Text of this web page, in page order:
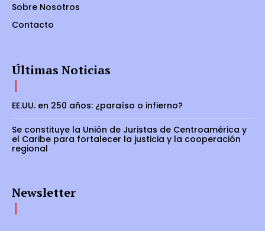
Sobre Nosotros
Contacto
Últimas Noticias
EE.UU. en 250 años: ¿paraíso o infierno?
Se constituye la Unión de Juristas de Centroamérica y
el Caribe para fortalecer la justicia y la cooperación
regional
Newsletter